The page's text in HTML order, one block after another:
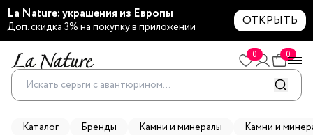
La Nature: украшения из Европы
Доп. скидка 3% на покупку в приложении ОТКРЫТЬ
0 0
Каталог Бренды Камни и минералы Камни и